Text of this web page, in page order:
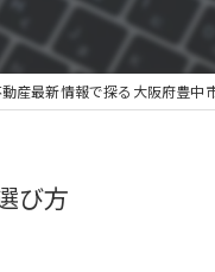
動産最新情報で探る大阪府豊中
び方